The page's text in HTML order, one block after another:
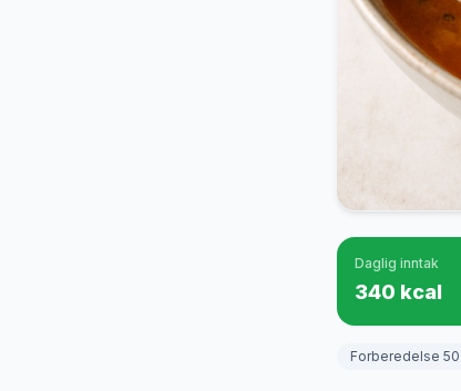
Daglig inntak
340 kcal
Forberedelse 50